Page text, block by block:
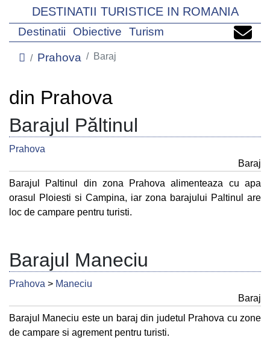
DESTINATII TURISTICE IN ROMANIA
Destinatii Obiective Turism
Prahova Baraj
din Prahova
Barajul Păltinul
Prahova
Baraj
Barajul Paltinul din zona Prahova alimenteaza cu apa
orasul Ploiesti si Campina, iar zona barajului Paltinul are
loc de campare pentru turisti.
Barajul Maneciu
Prahova > Maneciu
Baraj
Barajul Maneciu este un baraj din judetul Prahova cu zone
de campare si agrement pentru turisti.